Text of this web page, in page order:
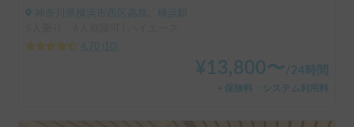
神奈川県横浜市西区高島, ' 横浜駅
4.70
¥ 13,800〜/24時間
＋保険料・システム利用料